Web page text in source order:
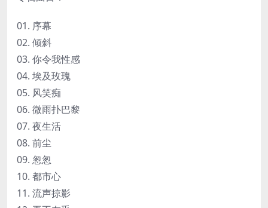
01. 序幕
02. 倾斜
03. 你令我性感
04. 埃及玫瑰
05. 风笑痴
06. 微雨扑巴黎
07. 夜生活
08. 前尘
09. 怱怱
10. 都市心
11. 流声掠影